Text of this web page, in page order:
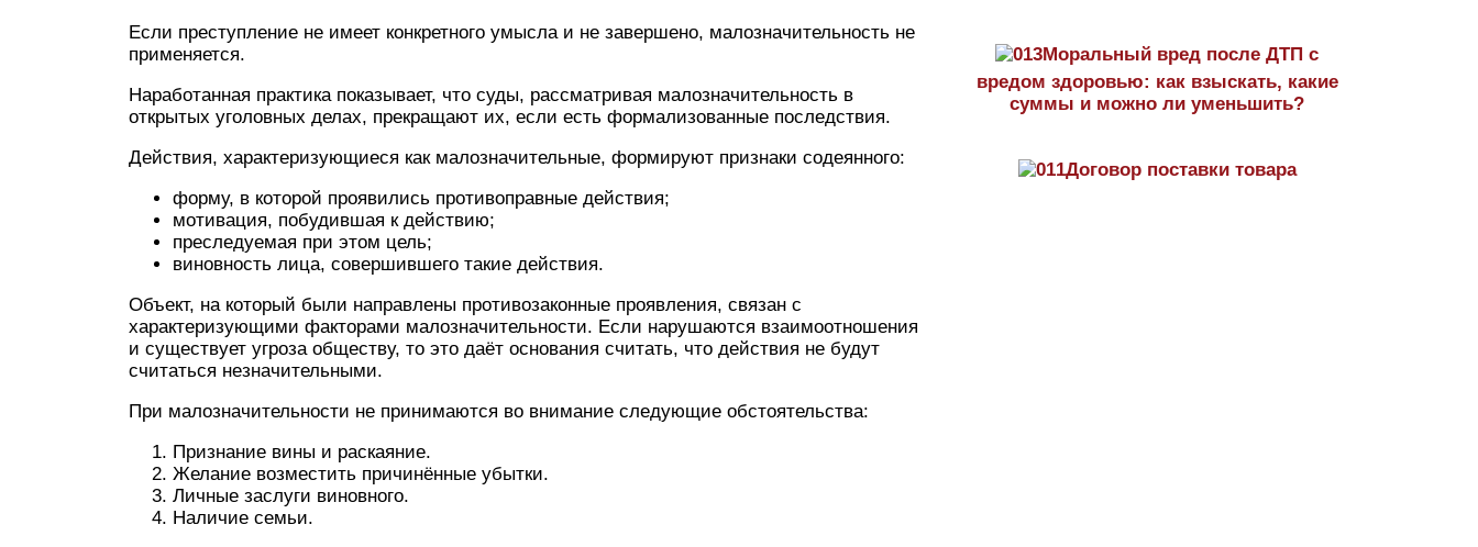
Если преступление не имеет конкретного умысла и не завершено, малозначительность не
применяется.
Наработанная практика показывает, что суды, рассматривая малозначительность в
открытых уголовных делах, прекращают их, если есть формализованные последствия.
Действия, характеризующиеся как малозначительные, формируют признаки содеянного:
форму, в которой проявились противоправные действия;
мотивация, побудившая к действию;
преследуемая при этом цель;
виновность лица, совершившего такие действия.
Объект, на который были направлены противозаконные проявления, связан с
характеризующими факторами малозначительности. Если нарушаются взаимоотношения
и существует угроза обществу, то это даёт основания считать, что действия не будут
считаться незначительными.
При малозначительности не принимаются во внимание следующие обстоятельства:
Признание вины и раскаяние.
Желание возместить причинённые убытки.
Личные заслуги виновного.
Наличие семьи.
Моральный вред после ДТП с
вредом здоровью: как взыскать, какие
суммы и можно ли уменьшить?
Договор поставки товара